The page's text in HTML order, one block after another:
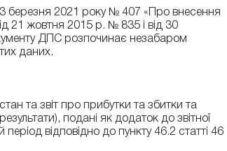
березня 2021 року № 407 «Про внесення
21 жовтня 2015 р. № 835 і від 30
ДПС розпочинає незабаром
даних.
та звіт про прибутки та збитки та
подані як додаток до звітної
період відповідно до пункту 46.2 статті 46